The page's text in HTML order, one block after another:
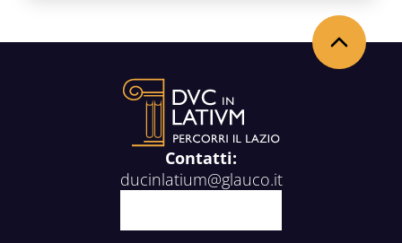
Contatti:
ducinlatium@glauco.it
Back to the top